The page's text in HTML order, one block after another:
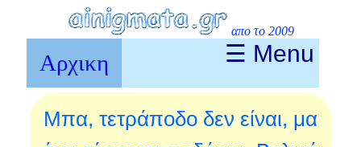
απο το 2009
Αρχικη ☰ Menu
Μπα, τετράποδο δεν είναι, μα